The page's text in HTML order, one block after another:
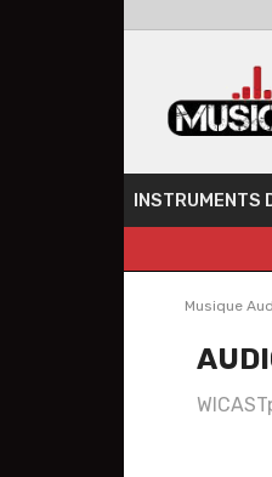
INSTRUMENTS
Musique